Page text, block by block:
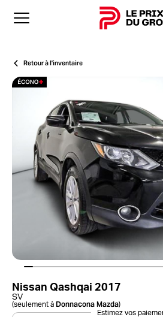
Retour à l'inventaire
Nissan Qashqai 2017
SV
(seulement à Donnacona Mazda)
Estimez vos